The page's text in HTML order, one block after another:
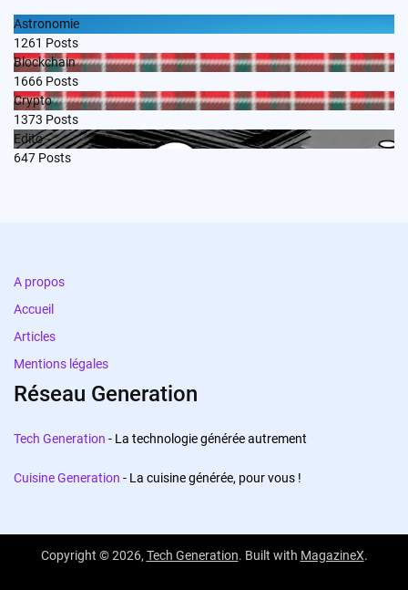
Astronomie
1261 Posts
Blockchain
1666 Posts
Crypto
1373 Posts
Edito
647 Posts
A propos
Accueil
Articles
Mentions légales
Réseau Generation
Tech Generation - La technologie générée autrement
Cuisine Generation - La cuisine générée, pour vous !
Copyright © 2026, Tech Generation. Built with MagazineX.